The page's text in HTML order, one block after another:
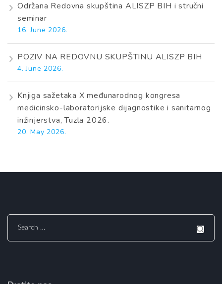
Održana Redovna skupština ALISZP BIH i stručni
seminar
16. June 2026.
POZIV NA REDOVNU SKUPŠTINU ALISZP BIH
4. June 2026.
Knjiga sažetaka X međunarodnog kongresa
medicinsko-laboratorijske dijagnostike i sanitarnog
inžinjerstva, Tuzla 2026.
20. May 2026.
Search
for: